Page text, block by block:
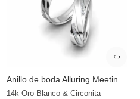
14k Oro Blanco & Circonita